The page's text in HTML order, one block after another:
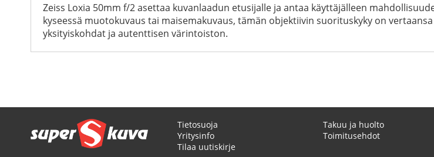
Zeiss Loxia 50mm f/2 asettaa kuvanlaadun etusijalle ja antaa käyttäjälleen
kyseessä muotokuvaus tai maisemakuvaus, tämän objektiivin suorituskyky on
yksityiskohdat ja autenttisen värintoiston.
Tietosuoja
Yritysinfo
Tilaa uutiskirje
Takuu ja huolto
Toimitusehdot